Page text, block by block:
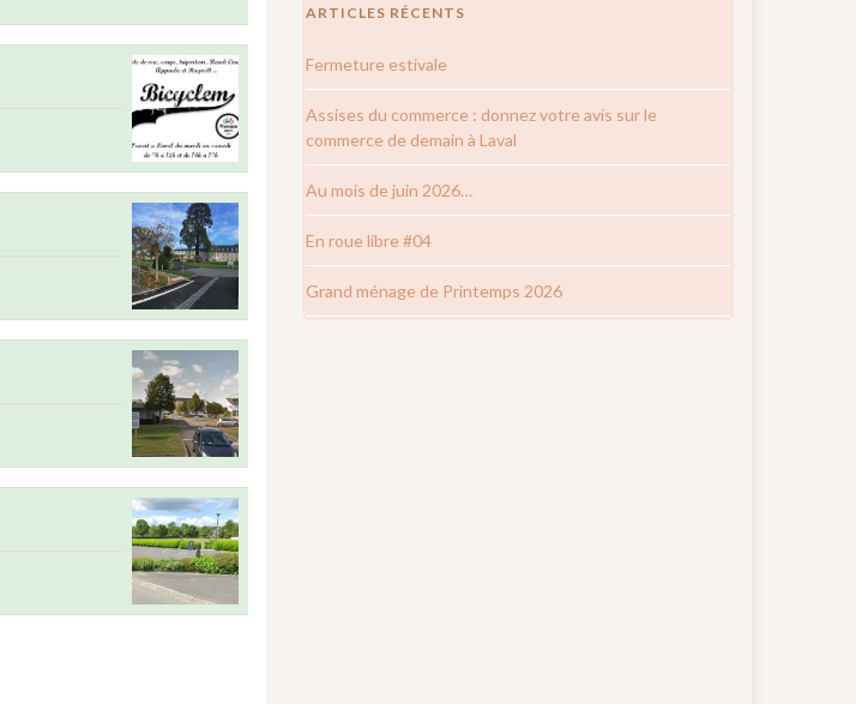
ARTICLES RÉCENTS
Fermeture estivale
Assises du commerce : donnez votre avis sur le
commerce de demain à Laval
Au mois de juin 2026…
En roue libre #04
Grand ménage de Printemps 2026